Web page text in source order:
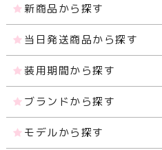
新商品から探す
当日発送商品から探す
装用期間から探す
ブランドから探す
モデルから探す